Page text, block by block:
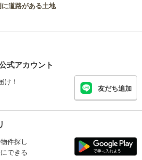
道路がある土地
式アカウント
け！
友だち追加
件探し
できる